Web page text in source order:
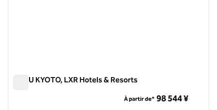
ROKU KYOTO, LXR Hotels & Resorts
À partir de* 98 544 ¥